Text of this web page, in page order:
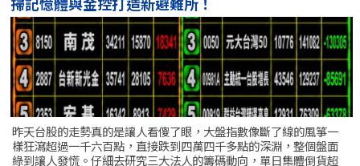
昨天台股的走勢真的是讓人看傻了眼，大盤指數像斷了線的風箏一
樣狂瀉超過一千六百點，直接跌到四萬四千多點的深淵，整個盤面
綠到讓人發慌。仔細去研究三大法人的籌碼動向，單日集體倒貨超